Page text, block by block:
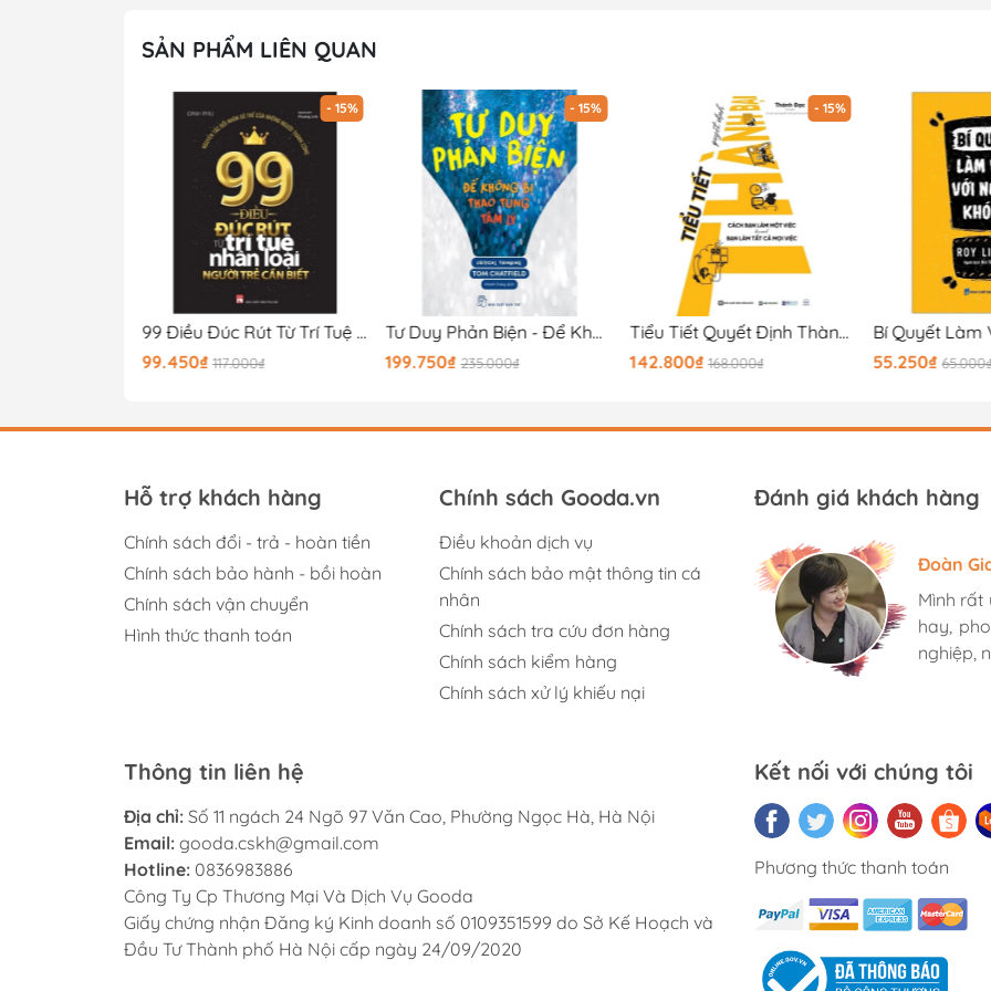
SẢN PHẨM LIÊN QUAN
- 15%
99 Điều Đúc Rút Từ Trí Tuệ Nhân Loại Người Trẻ Cần Biết
99.450₫ 117.000₫
- 15%
Tư Duy Phản Biện - Để Không Bị Thao Túng Tâm Lý
199.750₫ 235.000₫
- 15%
Tiểu Tiết Quyết Định Thành Bại: Cách Bạn Làm Một Việc Là Cách Bạn Làm Tất Cả Mọi Việc
142.800₫ 168.000₫
55.250₫
Hỗ trợ khách hàng
Chính sách đổi - trả - hoàn tiền
Chính sách bảo hành - bồi hoàn
Chính sách vận chuyển
Hình thức thanh toán
Chính sách Gooda.vn
Điều khoản dịch vụ
Chính sách bảo mật thông tin cá
nhân
Chính sách tra cứu đơn hàng
Chính sách kiểm hàng
Chính sách xử lý khiếu nại
Đánh giá khách hàng
Hương
Mình rất
hay,
nghiệp,
Đoàn
Mình rất
hay,
nghiệp,
Ngọc
Mình rất
hay,
nghiệp,
Thông tin liên hệ
Địa chỉ: Số 11 ngách 24 Ngõ 97 Văn Cao, Phường Ngọc Hà, Hà Nội
Email: gooda.cskh@gmail.com
Hotline: 0836983886
Công Ty Cp Thương Mại Và Dịch Vụ Gooda
Giấy chứng nhận Đăng ký Kinh doanh số 0109351599 do Sở Kế Hoạch và
Đầu Tư Thành phố Hà Nội cấp ngày 24/09/2020
Kết nối với chúng tôi
Phương thức thanh toán